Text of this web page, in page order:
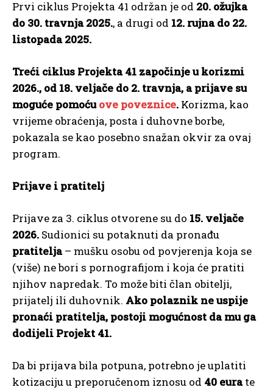
Prvi ciklus Projekta 41 održan je od 20. ožujka
do 30. travnja 2025., a drugi od 12. rujna do 22.
listopada 2025.
Treći ciklus Projekta 41 započinje u korizmi
2026., od 18. veljače do 2. travnja, a prijave su
moguće pomoćuove poveznice. Korizma, kao
vrijeme obraćenja, posta i duhovne borbe,
pokazala se kao posebno snažan okvir za ovaj
program.
Prijave i pratitelj
Prijave za 3. ciklus otvorene su do 15. veljače
2026. Sudionici su potaknuti da pronađu
pratitelja– mušku osobu od povjerenja koja se
(više) ne bori s pornografijom i koja će pratiti
njihov napredak. To može biti član obitelji,
prijatelj ili duhovnik. Ako polaznik ne uspije
pronaći pratitelja, postoji mogućnost da mu ga
dodijeli Projekt 41.
Da bi prijava bila potpuna, potrebno je uplatiti
kotizaciju u preporučenom iznosu od 40 eurate